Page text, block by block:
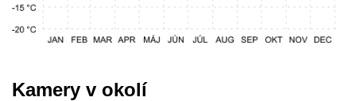
Kamery v okolí